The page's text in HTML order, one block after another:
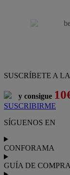
SUSCRÍBETE A
y consigue
SUSCRIBIRME
SÍGUENOS EN
CONFORAMA
GUÍA DE COMPRA